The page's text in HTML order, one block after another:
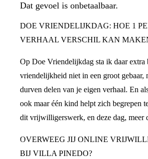
Dat gevoel is onbetaalbaar.
DOE VRIENDELIJKDAG: HOE 1
VERHAAL VERSCHIL KAN
Op Doe Vriendelijkdag sta ik daar extra
vriendelijkheid niet in een groot gebaar,
durven delen van je eigen verhaal. En
ook maar één kind helpt zich begrepen
dit vrijwilligerswerk, en deze dag, meer
OVERWEEG JIJ ONLINE
BIJ VILLA PINEDO?